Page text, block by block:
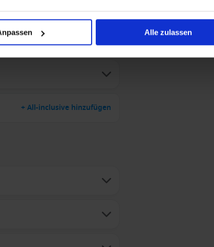
Alle zulassen
+ All-inclusive hinzufügen